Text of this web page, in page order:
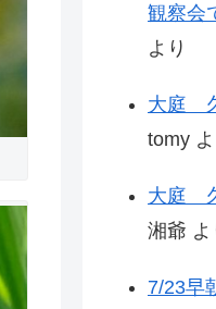
観察会
より
大庭
tomy
大庭
湘爺 よ
7/23早